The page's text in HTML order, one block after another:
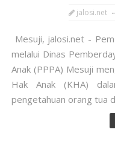
jalosi.net
Mesuji, jalosi.net -
melalui Dinas
Anak (PPPA) Mesuji
Hak Anak (KHA)
pengetahuan orang tua